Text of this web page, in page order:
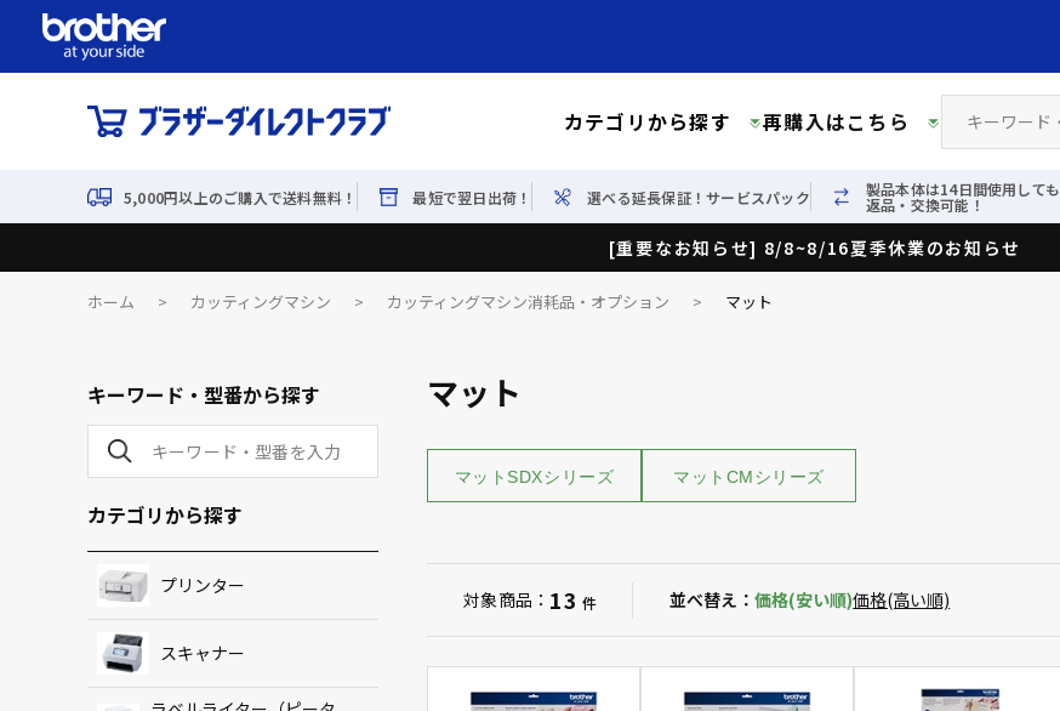
カテゴリから探す 再購入はこちら
5,000円以上のご購入で送料無料！ 最短で翌日出荷！ 選べる延長保証！サービスパック 製品本体は14日間使用しても
返品・交換可能！
[重要なお知らせ] 8/8~8/16夏季休業のお知らせ
ホーム > カッティングマシン > カッティングマシン消耗品・オプション > マット
キーワード・型番から探す
カテゴリから探す
プリンター
スキャナー
マット
マットSDXシリーズ マットCMシリーズ
対象商品： 13 件 並べ替え：価格(安い順)価格(高い順)